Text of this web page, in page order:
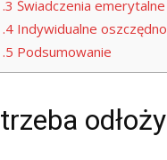
Świadczenia emerytalne
Indywidualne
Podsumowanie